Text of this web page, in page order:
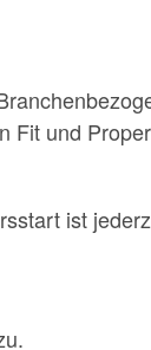
und
ist